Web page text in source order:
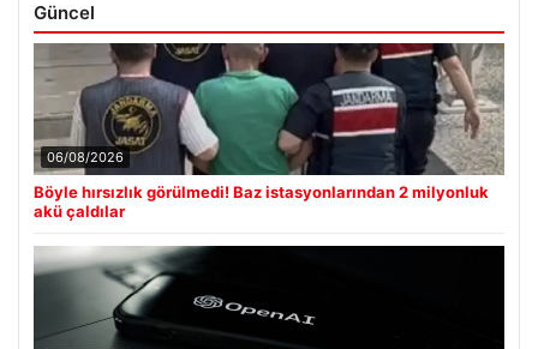
Güncel
06/08/2026
Böyle hırsızlık görülmedi! Baz istasyonlarından 2 milyonluk
akü çaldılar